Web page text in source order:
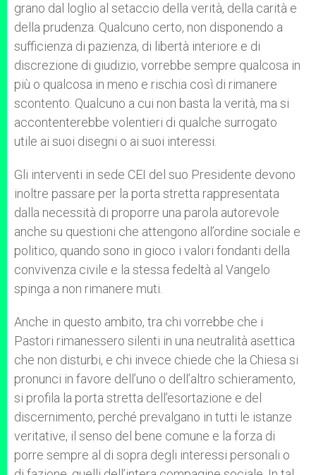
grano dal loglio al setaccio della verità, della carità e
della prudenza. Qualcuno certo, non disponendo a
sufficienza di pazienza, di libertà interiore e di
discrezione di giudizio, vorrebbe sempre qualcosa in
più o qualcosa in meno e rischia così di rimanere
scontento. Qualcuno a cui non basta la verità, ma si
accontenterebbe volentieri di qualche surrogato
utile ai suoi disegni o ai suoi interessi.
Gli interventi in sede CEI del suo Presidente devono
inoltre passare per la porta stretta rappresentata
dalla necessità di proporre una parola autorevole
anche su questioni che attengono all’ordine sociale e
politico, quando sono in gioco i valori fondanti della
convivenza civile e la stessa fedeltà al Vangelo
spinga a non rimanere muti.
Anche in questo ambito, tra chi vorrebbe che i
Pastori rimanessero silenti in una neutralità asettica
che non disturbi, e chi invece chiede che la Chiesa si
pronunci in favore dell’uno o dell’altro schieramento,
si profila la porta stretta dell’esortazione e del
discernimento, perché prevalgano in tutti le istanze
veritative, il senso del bene comune e la forza di
porre sempre al di sopra degli interessi personali o